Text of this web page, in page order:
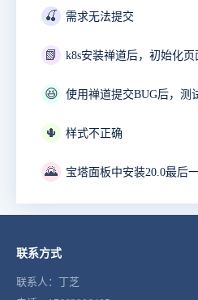
🍒 需求无法提交
📗 k8s安装禅道后，初始化
😆
🌵 样式不正确
🌄 宝塔面板中安装20.0最后
联系方式
联系人：丁芝